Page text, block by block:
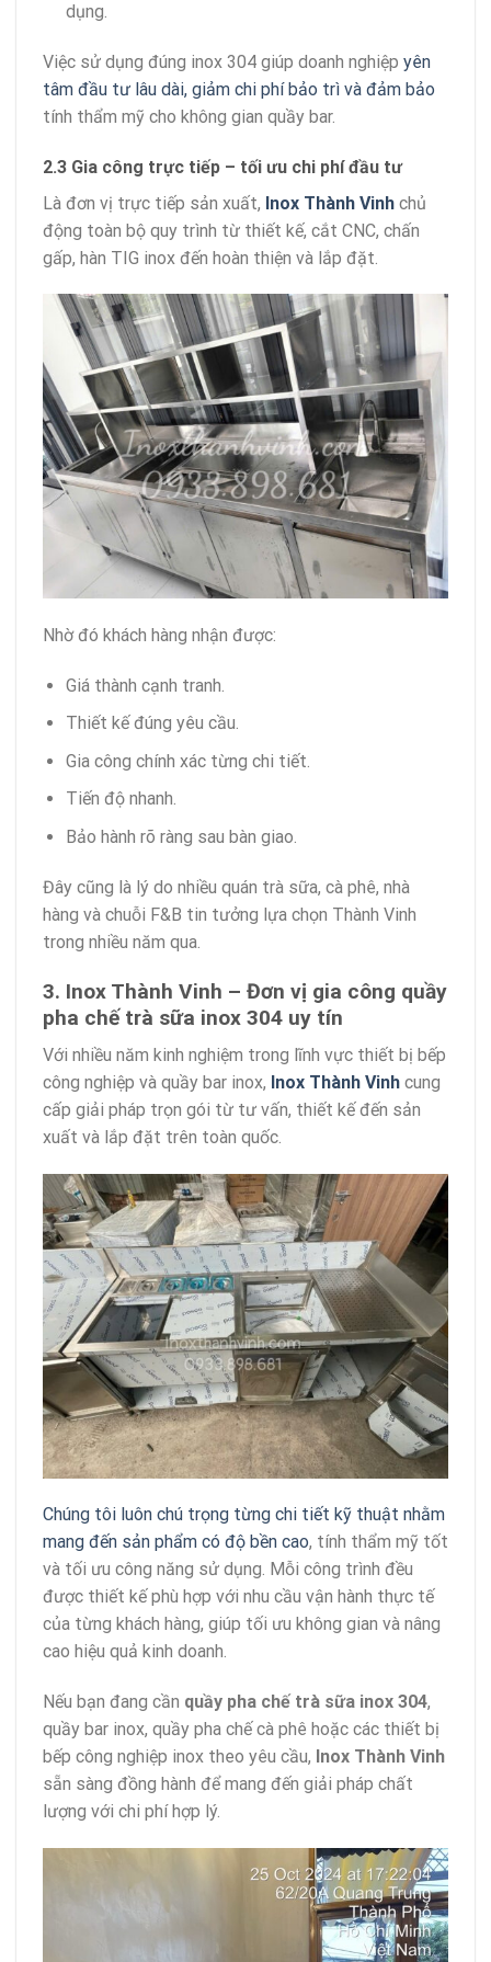
dụng.
Việc sử dụng đúng inox 304 giúp doanh nghiệp yên
tâm đầu tư lâu dài, giảm chi phí bảo trì và đảm bảo
tính thẩm mỹ cho không gian quầy bar.
2.3 Gia công trực tiếp – tối ưu chi phí đầu tư
Là đơn vị trực tiếp sản xuất, Inox Thành Vinh chủ
động toàn bộ quy trình từ thiết kế, cắt CNC, chấn
gấp, hàn TIG inox đến hoàn thiện và lắp đặt.
Nhờ đó khách hàng nhận được:
Giá thành cạnh tranh.
Thiết kế đúng yêu cầu.
Gia công chính xác từng chi tiết.
Tiến độ nhanh.
Bảo hành rõ ràng sau bàn giao.
Đây cũng là lý do nhiều quán trà sữa, cà phê, nhà
hàng và chuỗi F&B tin tưởng lựa chọn Thành Vinh
trong nhiều năm qua.
3. Inox Thành Vinh – Đơn vị gia công quầy
pha chế trà sữa inox 304 uy tín
Với nhiều năm kinh nghiệm trong lĩnh vực thiết bị bếp
công nghiệp và quầy bar inox, Inox Thành Vinh cung
cấp giải pháp trọn gói từ tư vấn, thiết kế đến sản
xuất và lắp đặt trên toàn quốc.
Chúng tôi luôn chú trọng từng chi tiết kỹ thuật nhằm
mang đến sản phẩm có độ bền cao, tính thẩm mỹ tốt
và tối ưu công năng sử dụng. Mỗi công trình đều
được thiết kế phù hợp với nhu cầu vận hành thực tế
của từng khách hàng, giúp tối ưu không gian và nâng
cao hiệu quả kinh doanh.
Nếu bạn đang cần quầy pha chế trà sữa inox 304,
quầy bar inox, quầy pha chế cà phê hoặc các thiết bị
bếp công nghiệp inox theo yêu cầu, Inox Thành Vinh
sẵn sàng đồng hành để mang đến giải pháp chất
lượng với chi phí hợp lý.